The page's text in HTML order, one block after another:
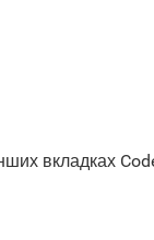
вкладках